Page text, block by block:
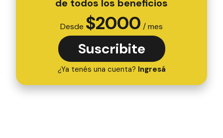
de todos los beneficios
Desde $2000 / mes
Suscribite
¿Ya tenés una cuenta? Ingresá